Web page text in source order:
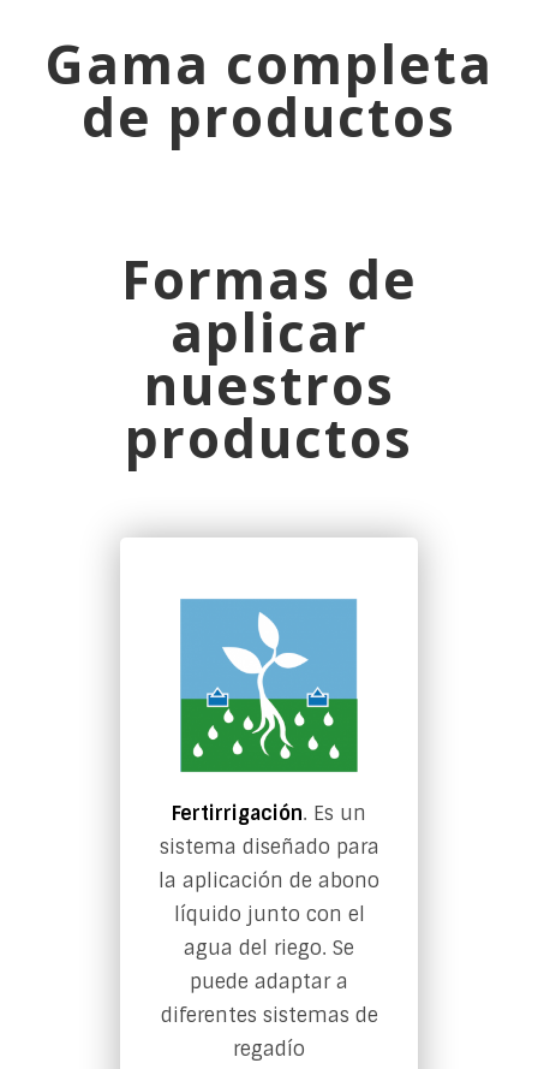
Gama completa
de productos
Formas de
aplicar
nuestros
productos
Fertirrigación. Es un
sistema diseñado para
la aplicación de abono
líquido junto con el
agua del riego. Se
puede adaptar a
diferentes sistemas de
regadío